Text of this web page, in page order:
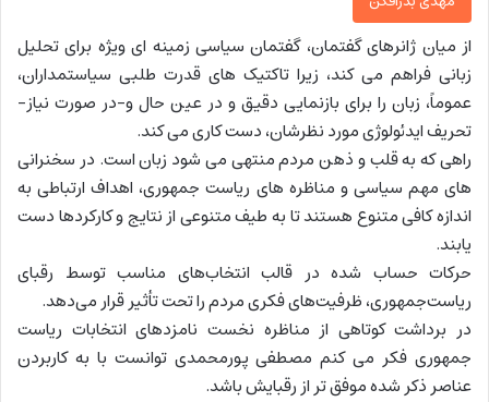
از میان ژانرهای گفتمان، گفتمان سیاسی زمینه ای ویژه برای تحلیل
زبانی فراهم می کند، زیرا تاکتیک های قدرت طلبی سیاستمداران،
عموماً، زبان را برای بازنمایی دقیق و در عین حال و-در صورت نیاز-
تحریف ایدئولوژی مورد نظرشان، دست کاری می کند.
راهی که به قلب و ذهن مردم منتهی می شود زبان است. در سخنرانی
های مهم سیاسی و مناظره های ریاست جمهوری، اهداف ارتباطی به
اندازه کافی متنوع هستند تا به طیف متنوعی از نتایج و کارکردها دست
یابند.
حرکات حساب شده در قالب انتخاب‌های مناسب توسط رقبای
ریاست‌جمهوری، ظرفیت‌های فکری مردم را تحت تأثیر قرار می‌دهد.
در برداشت کوتاهی از مناظره نخست نامزدهای انتخابات ریاست
جمهوری فکر می کنم مصطفی پورمحمدی توانست با به کاربردن
عناصر ذکر شده موفق تر از رقبایش باشد.